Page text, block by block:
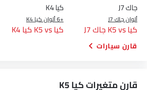
جاك J7
ألوان جاك J7
كيا K5 vs جاك J7
كيا K4
+6 ألوان كيا K4
كيا K5 vs كيا K4
قارن سيارات
قارن متغيرات كيا K5